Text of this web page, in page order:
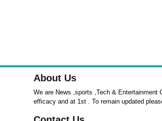
About Us
We are News ,sports ,Tech & Entertainment
efficacy and at 1st . To remain updated